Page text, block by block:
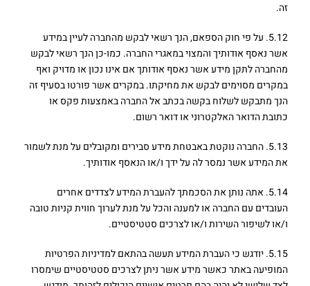
זה.
5.12. על פי חוק הספאם, הנך רשאי לבקש מהחברה לעיין במידע
אשר נאסף אודותיך והמצוי במאגרי החברה. כמו-כן הנך רשאי לבקש
מהחברה לתקן מידע אשר נאסף אודותך אם אינו נכון או מדויק ואף
במקרים מסוימים לבקש את מחיקתו. במקרים אשר פורטו בסעיף זה
הנך מתבקש לשלוח בקשה בכתב אל החברה באמצעות פקס או
כתובת הדואר האלקטרוני או דואר רשום.
5.13. החברה נוקטת באבטחת מידע סבירים ומקובלים על מנת לשמור
את המידע אשר נמסר לה על ידך ו/או הנאסף אודותיך.
5.14. אתה נותן את הסכמתך להעברת המידע לצדדים אחרים
העובדים עם החברה או למענה והכל על מנת לערוך חווית קניות טובה
ו/או לשיפור השירות ו/או לצרכים סטטיסטיים.
5.15. יודגש כי העברת המידע תעשה בהתאם למדיניות הפרטיות
המופיעה באתר כאשר מידע אשר ניתן לצרכים סטטיסטיים שימסרו